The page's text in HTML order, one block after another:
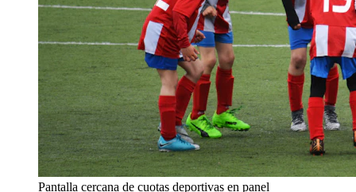
Pantalla cercana de cuotas deportivas en panel